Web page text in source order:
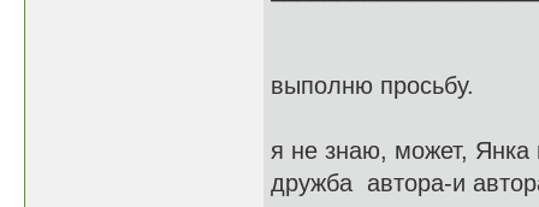
выполню просьбу.
я не знаю, может, Янка
дружба автора-и